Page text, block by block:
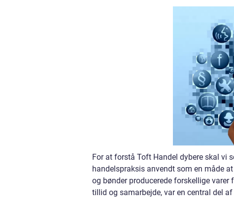
For at forstå Toft Handel dybere skal vi
handelspraksis anvendt som en måde
og bønder producerede forskellige varer
tillid og samarbejde, var en central del